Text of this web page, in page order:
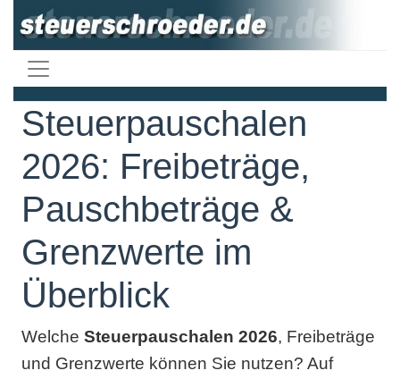
Steuerpauschalen
2026: Freibeträge,
Pauschbeträge &
Grenzwerte im
Überblick
Welche Steuerpauschalen 2026, Freibeträge
und Grenzwerte können Sie nutzen? Auf